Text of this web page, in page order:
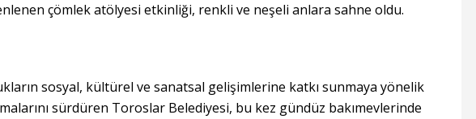
çömlek atölyesi etkinliği, renkli ve neşeli anlara sahne oldu.
sosyal, kültürel ve sanatsal gelişimlerine katkı sunmaya yönelik
sürdüren Toroslar Belediyesi, bu kez gündüz bakımevlerinde